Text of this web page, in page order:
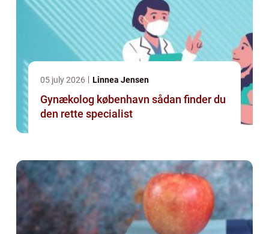
05 july 2026 Linnea Jensen
Gynækolog københavn sådan finder du
den rette specialist